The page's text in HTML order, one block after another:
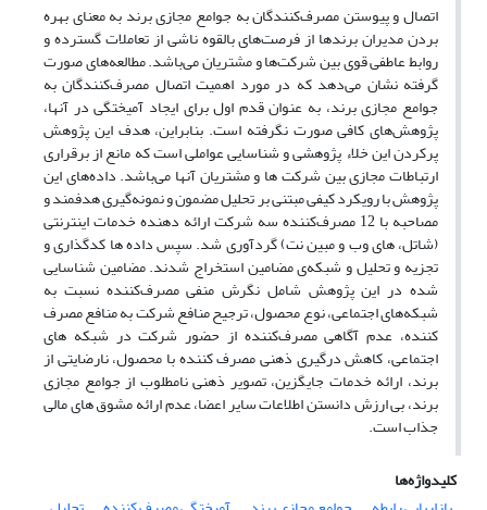
اتصال و پیوستن مصرف‌کنندگان به جوامع مجازی برند به معنای بهره
بردن مدیران برند‌‌‌­­­­­­‌ها از فرصت‌‌‌‌‌‌‌‌‌‌های بالقوه ناشی از تعاملات گسترده و
روابط عاطفی قوی بین شرکت‌ها و مشتریان می‌باشد. مطالعه‌های صورت
گرفته نشان می‌دهد که در مورد اهمیت اتصال مصرف‌کنندگان به
جوامع مجازی برند، به عنوان قدم اول برای ایجاد آمیختگی در آنها،
پژوهش‌های کافی صورت نگرفته است. بنابراین، هدف این پژوهش
پرکردن این خلاء پژوهشی و شناسایی عواملی است که مانع از برقراری
ارتباطات مجازی بین شرکت ها و مشتریان آنها می‌باشد. داده‌های این
پژوهش با رویکرد کیفی مبتنی بر تحلیل مضمون و نمونه‌گیری هدفمند و
مصاحبه با 12 مصرف‌کننده سه شرکت ارائه دهنده خدمات اینترنتی
(شاتل، های وب و مبین نت) گردآوری شد. سپس داده ها کدگذاری و
تجزیه و تحلیل و شبکه‌ی مضامین استخراج شدند. مضامین شناسایی
شده در این پژوهش شامل نگرش منفی مصرف‌کننده نسبت به
شبکه‌های اجتماعی، نوع محصول، ترجیح منافع شرکت به منافع مصرف
کننده، عدم آگاهی مصرف‌کننده از حضور شرکت در شبکه های
اجتماعی، کاهش درگیری ذهنی مصرف کننده با محصول، نارضایتی از
برند، ارائه خدمات جایگزین، تصویر ذهنی نامطلوب از جوامع مجازی
برند، بی ارزش دانستن اطلاعات سایر اعضا، عدم ارائه مشوق های مالی
جذاب است.
کلیدواژه‌ها